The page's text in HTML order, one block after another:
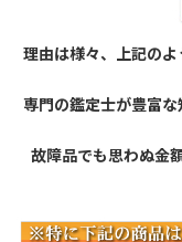
理由は様々、上記の
専門の鑑定士が豊富
故障品でも思わぬ金